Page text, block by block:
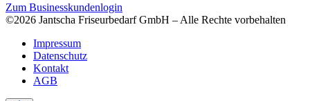
Zum Businesskundenlogin
©2026 Jantscha Friseurbedarf GmbH – Alle Rechte vorbehalten
Impressum
Datenschutz
Kontakt
AGB